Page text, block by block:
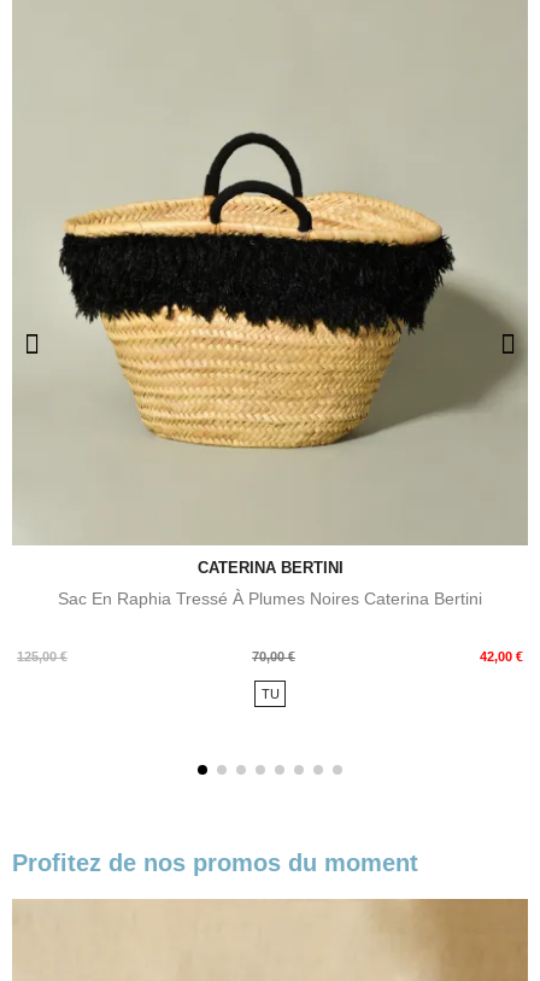
CATERINA BERTINI
Sac En Raphia Tressé À Plumes Noires Caterina Bertini
125,00 €
Prix
70,00 € 42,00 €
Prix
TU
Profitez de nos promos du moment